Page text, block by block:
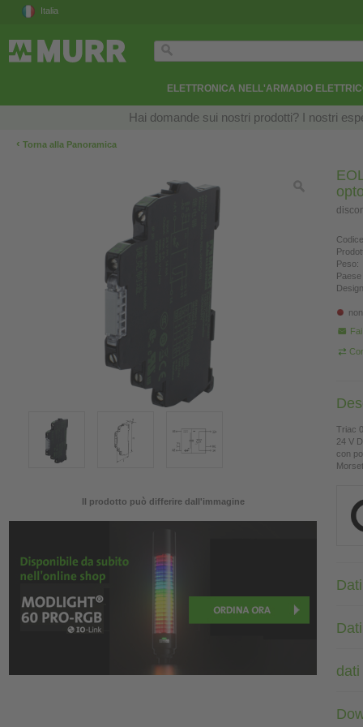
Italia
ELETTRONICA NELL'ARMADIO
Hai domande sui nostri prodotti? I nostri
‹ Torna alla Panoramica
Il prodotto può differire dall'immagine
Peso:
Triac
24 V
con